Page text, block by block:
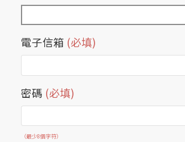
電子信箱 (必填)
密碼 (必填)
（最少8個字符）